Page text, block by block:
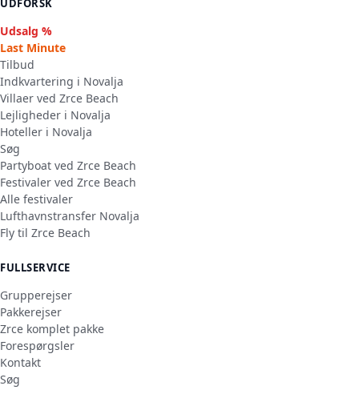
UDFORSK
Udsalg %
Last Minute
Tilbud
Indkvartering i Novalja
Villaer ved Zrce Beach
Lejligheder i Novalja
Hoteller i Novalja
Søg
Partyboat ved Zrce Beach
Festivaler ved Zrce Beach
Alle festivaler
Lufthavnstransfer Novalja
Fly til Zrce Beach
FULLSERVICE
Grupperejser
Pakkerejser
Zrce komplet pakke
Forespørgsler
Kontakt
Søg